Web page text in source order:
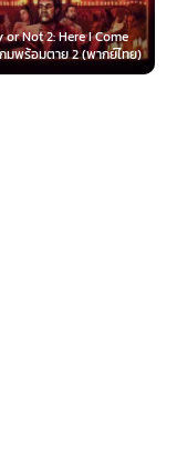
2: Here I Come
มตาย 2 (พากย์ไทย)